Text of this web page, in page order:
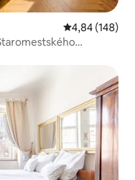
Priemerné
4,84 (148)